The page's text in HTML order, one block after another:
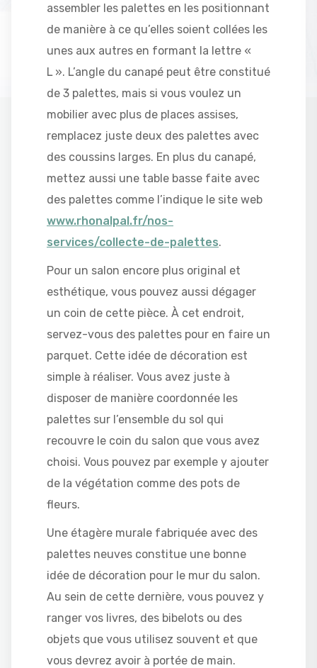
assembler les palettes en les positionnant
de manière à ce qu’elles soient collées les
unes aux autres en formant la lettre «
L ». L’angle du canapé peut être constitué
de 3 palettes, mais si vous voulez un
mobilier avec plus de places assises,
remplacez juste deux des palettes avec
des coussins larges. En plus du canapé,
mettez aussi une table basse faite avec
des palettes comme l’indique le site web
www.rhonalpal.fr/nos-
services/collecte-de-palettes.
Pour un salon encore plus original et
esthétique, vous pouvez aussi dégager
un coin de cette pièce. À cet endroit,
servez-vous des palettes pour en faire un
parquet. Cette idée de décoration est
simple à réaliser. Vous avez juste à
disposer de manière coordonnée les
palettes sur l’ensemble du sol qui
recouvre le coin du salon que vous avez
choisi. Vous pouvez par exemple y ajouter
de la végétation comme des pots de
fleurs.
Une étagère murale fabriquée avec des
palettes neuves constitue une bonne
idée de décoration pour le mur du salon.
Au sein de cette dernière, vous pouvez y
ranger vos livres, des bibelots ou des
objets que vous utilisez souvent et que
vous devrez avoir à portée de main.